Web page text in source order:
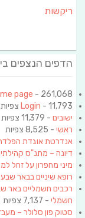
ריקשות
הדפים הנצפים
page - 261,068 צפיות
Login - 11,793 צפיות
ישובים - 11,379 צפיות
ראשי - 8,525 צפיות
אנדרטת אוגדת
דיונה – מתנ"ס קהילתי
מיני מחפרון על זחל
רופא שיניים בבאר
רכבים חשמליים באר
חשמלי - 7,137 צפיות
סטוק פון סלולר –